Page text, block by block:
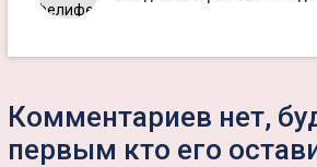
Комментариев нет,
первым кто его